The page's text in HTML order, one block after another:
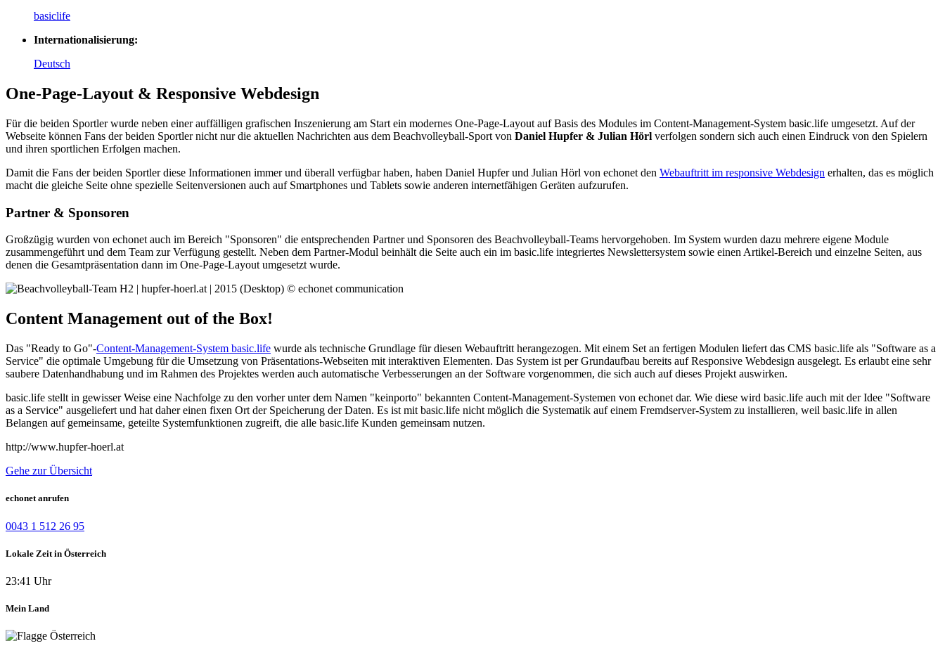
basiclife
Internationalisierung:
Deutsch
One-Page-Layout & Responsive Webdesign
Für die beiden Sportler wurde neben einer auffälligen grafischen Inszenierung am Start ein modernes One-Page-Layout auf Basis des Modules im Content-Management-System basic.life umgesetzt. Auf der
Webseite können Fans der beiden Sportler nicht nur die aktuellen Nachrichten aus dem Beachvolleyball-Sport von Daniel Hupfer & Julian Hörl verfolgen sondern sich auch einen Eindruck von den Spielern
und ihren sportlichen Erfolgen machen.
Damit die Fans der beiden Sportler diese Informationen immer und überall verfügbar haben, haben Daniel Hupfer und Julian Hörl von echonet den Webauftritt im responsive Webdesign erhalten, das es möglich
macht die gleiche Seite ohne spezielle Seitenversionen auch auf Smartphones und Tablets sowie anderen internetfähigen Geräten aufzurufen.
Partner & Sponsoren
Großzügig wurden von echonet auch im Bereich "Sponsoren" die entsprechenden Partner und Sponsoren des Beachvolleyball-Teams hervorgehoben. Im System wurden dazu mehrere eigene Module
zusammengeführt und dem Team zur Verfügung gestellt. Neben dem Partner-Modul beinhält die Seite auch ein im basic.life integriertes Newslettersystem sowie einen Artikel-Bereich und einzelne Seiten, aus
denen die Gesamtpräsentation dann im One-Page-Layout umgesetzt wurde.
Content Management out of the Box!
Das "Ready to Go"-Content-Management-System basic.life wurde als technische Grundlage für diesen Webauftritt herangezogen. Mit einem Set an fertigen Modulen liefert das CMS basic.life als "Software as a
Service" die optimale Umgebung für die Umsetzung von Präsentations-Webseiten mit interaktiven Elementen. Das System ist per Grundaufbau bereits auf Responsive Webdesign ausgelegt. Es erlaubt eine sehr
saubere Datenhandhabung und im Rahmen des Projektes werden auch automatische Verbesserungen an der Software vorgenommen, die sich auch auf dieses Projekt auswirken.
basic.life stellt in gewisser Weise eine Nachfolge zu den vorher unter dem Namen "keinporto" bekannten Content-Management-Systemen von echonet dar. Wie diese wird basic.life auch mit der Idee "Software
as a Service" ausgeliefert und hat daher einen fixen Ort der Speicherung der Daten. Es ist mit basic.life nicht möglich die Systematik auf einem Fremdserver-System zu installieren, weil basic.life in allen
Belangen auf gemeinsame, geteilte Systemfunktionen zugreift, die alle basic.life Kunden gemeinsam nutzen.
http://www.hupfer-hoerl.at
Gehe zur Übersicht
echonet anrufen
0043 1 512 26 95
Lokale Zeit in Österreich
23:41 Uhr
Mein Land